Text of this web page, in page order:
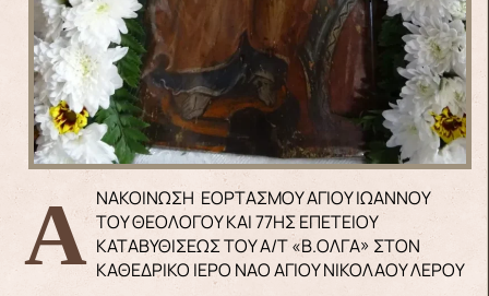
ΑΝΑΚΟΙΝΩΣΗ ΕΟΡΤΑΣΜΟΥ ΑΓΙΟΥ ΙΩΑΝΝΟΥ ΤΟΥ ΘΕΟΛΟΓΟΥ ΚΑΙ 77ΗΣ ΕΠΕΤΕΙΟΥ
ΚΑΤΑΒΥΘΙΣΕΩΣ ΤΟΥ Α/Τ «Β.ΟΛΓΑ» ΣΤΟΝ
ΚΑΘΕΔΡΙΚΟ ΙΕΡΟ ΝΑΟ ΑΓΙΟΥ ΝΙΚΟΛΑΟΥ ΛΕΡΟΥ